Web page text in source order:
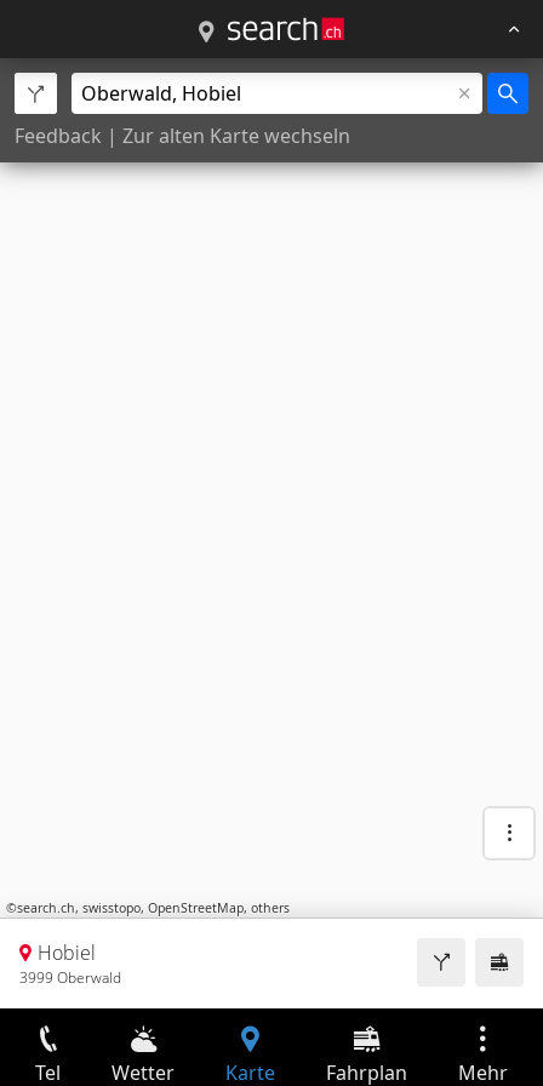
Feedback | Zur alten Karte wechseln
©search.ch, swisstopo, OpenStreetMap, others
Hobiel
3999 Oberwald
Tel Wetter Karte Fahrplan Mehr